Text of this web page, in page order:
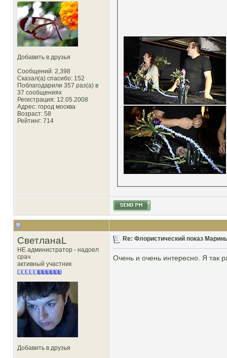
Добавить в друзья
Сообщений: 2,398
Сказал(а) спасибо: 152
Поблагодарили 357 раз(а) в
37 сообщениях
Регистрация: 12.05.2008
Адрес: город москва
Возраст: 58
Рейтинг: 714
СветланаL
НЕ администратор - надоел
срач
активный участник
Добавить в друзья
Re: Флористический показ
Очень и очень интересно. Я так